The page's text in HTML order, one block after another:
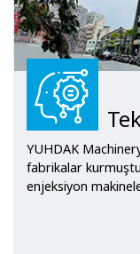
YUHDAK
fabrikalar
enjeksiyon